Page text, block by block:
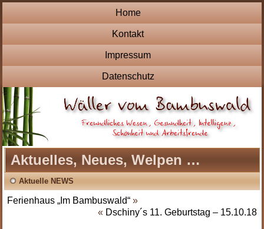
Home
Kontakt
Impressum
Datenschutz
Aktuelles, Neues, Welpen …
Aktuelle NEWS
Ferienhaus „Im Bambuswald“ »
« Dschiny´s 11. Geburtstag – 15.10.18